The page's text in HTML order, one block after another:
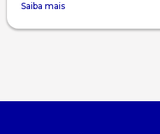
Saiba mais